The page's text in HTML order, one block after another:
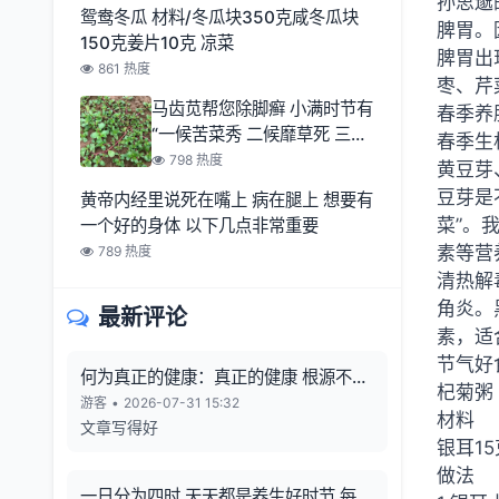
鸳鸯冬瓜 材料/冬瓜块350克咸冬瓜块
150克姜片10克 凉菜
861 热度
马齿苋帮您除脚癣 小满时节有
“一候苦菜秀 二候靡草死 三候
麦秋至
798 热度
黄帝内经里说死在嘴上 病在腿上 想要有
一个好的身体 以下几点非常重要
789 热度
最新评论
何为真正的健康：真正的健康 根源不在
向外寻觅
游客 • 2026-07-31 15:32
文章写得好
脾胃
脾胃
枣、芹
春季养
春季生
黄豆
豆芽是
菜”。
素等
清热
角炎
素，适
节气
杞菊粥
材料
银耳
做法